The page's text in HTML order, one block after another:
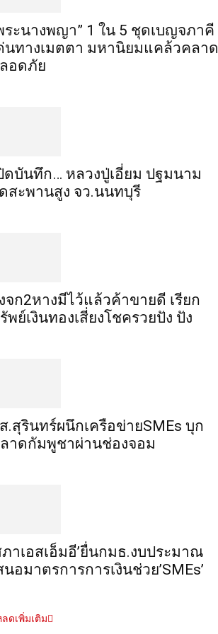
ระ​นาง​พญา” 1 ใน 5​ ชุดเบญจ​ภาคี​
นทางเมตตา​ มหา​นิยม​แคล้วคลาด​
อดภัย​
ดบันทึก… หลวงปู่เอี่ยม ​ปฐม​นาม​
สะพานสูง​ จว.นนทบุรี
จก​2​หาง​มีไว้แล้ว​ค้าขาย​ดี​ เรียก​
พย์เงินทอง​เสี่ยงโชค​รวยปัง​ ปัง​
.สุรินทร์ผนึกเครือข่ายSMEs บุก
าดกัมพูชาผ่านช่องจอม
ภาเอสเอ็มอี’ยื่นกมธ.งบประมาณ
นอมาตรการการเงินช่วย’SMEs’
ดเพิ่มเติม